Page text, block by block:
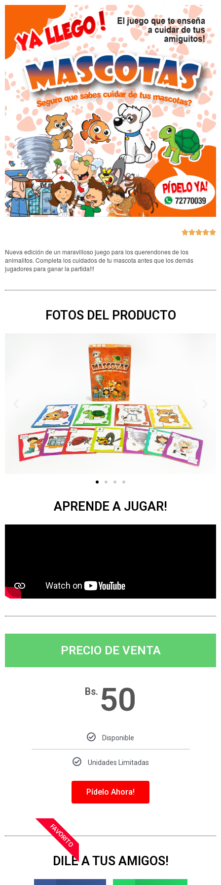

Nueva edición de un maravilloso juego para los querendones de los
animalitos. Completa los cuidados de tu mascota antes que los demás
jugadores para ganar la partida!!!
FOTOS DEL PRODUCTO
APRENDE A JUGAR!
PRECIO DE VENTA
Bs. 50
Disponible
Unidades Limitadas
Pídelo Ahora!
FAVORITO
DILE A TUS AMIGOS!